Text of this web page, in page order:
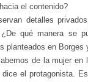
el contenido?
detalles
qué manera se
planteados en Borges
de la mujer en
el protagonista.